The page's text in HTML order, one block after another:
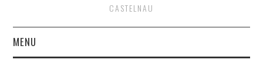
CASTELNAU
MENU